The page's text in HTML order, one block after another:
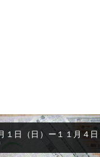
１日（日）ー１１月４日